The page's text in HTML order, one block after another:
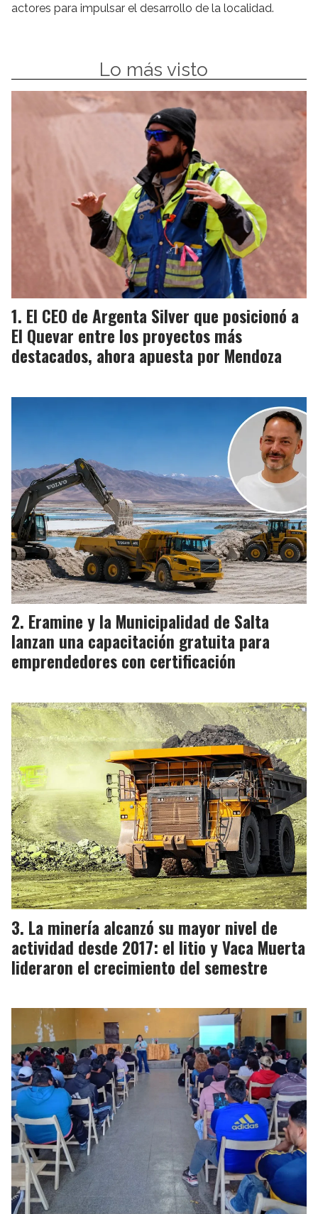
actores para impulsar el desarrollo de la localidad.
Lo más visto
El CEO de Argenta Silver que posicionó a
El Quevar entre los proyectos más
destacados, ahora apuesta por Mendoza
Eramine y la Municipalidad de Salta
lanzan una capacitación gratuita para
emprendedores con certificación
La minería alcanzó su mayor nivel de
actividad desde 2017: el litio y Vaca Muerta
lideraron el crecimiento del semestre